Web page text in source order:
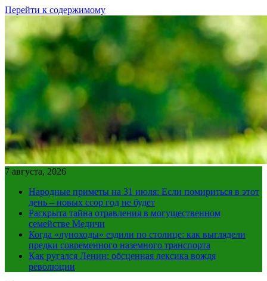
Перейти к содержимому
7 августа, 2026
Народные приметы на 31 июля: Если помириться в этот
день – новых ссор год не будет
Раскрыта тайна отравления в могущественном
семействе Медичи
Когда «луноходы» ездили по столице: как выглядели
предки современного наземного транспорта
Как ругался Ленин: обсценная лексика вождя
революции